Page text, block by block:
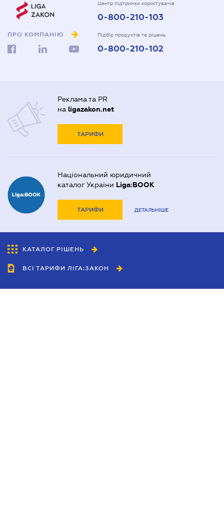
ПРО КОМПАНІЮ
Центр підтримки користувачів
0-800-210-103
Підбір продуктів та рішень
0-800-210-102
Реклама та PR
на ligazakon.net
ТАРИФИ
Національний юридичний
каталог України Liga:BOOK
ТАРИФИ ДЕТАЛЬНІШЕ
КАТАЛОГ РІШЕНЬ
ВСІ ТАРИФИ ЛІГА:ЗАКОН